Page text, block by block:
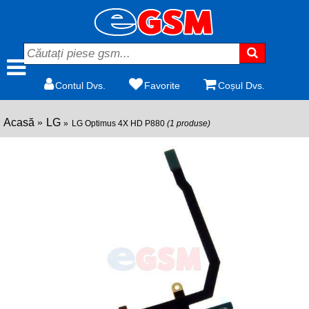
Contul Dvs. Favorite Coșul Dvs.
Acasă LG LG Optimus 4X HD P880 (1 produse)